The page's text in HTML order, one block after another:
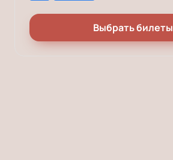
Выбрать билеты